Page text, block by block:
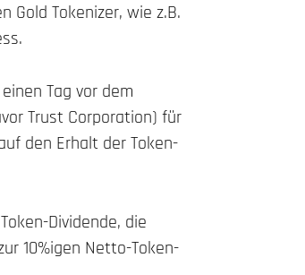
Gold Tokenizer, wie z.B.
Tag vor dem
Trust Corporation) für
den Erhalt der Token-
Dividende, die
10%igen Netto-Token-